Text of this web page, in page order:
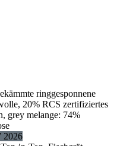
ringgesponnene
20% RCS zertifiziertes
grey melange: 74%
2026